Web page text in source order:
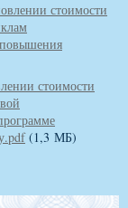
стоимости
стоимости
(1,3 МБ)